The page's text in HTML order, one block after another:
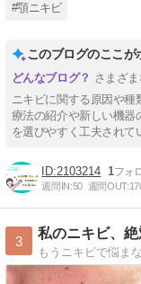
#顎ニキビ
このブログのここが
さまざ
ニキビに関する原因や種
療法の紹介や新しい機器
を選びやすく工夫されて
2103214 1
週間IN:50 週間OUT:
3